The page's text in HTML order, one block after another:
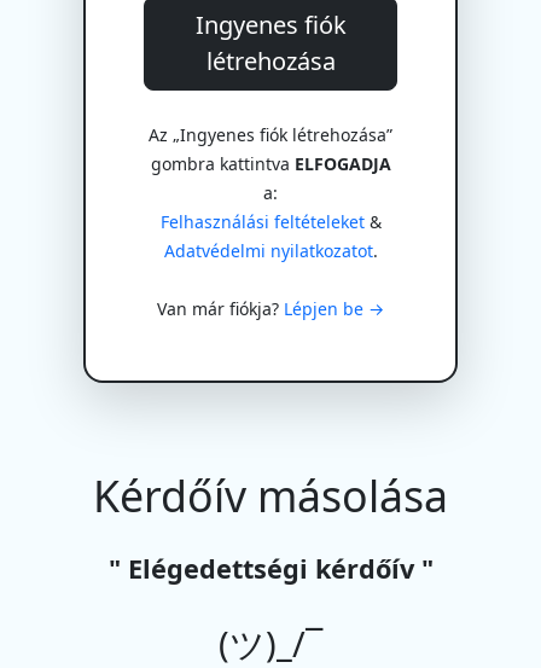
Ingyenes fiók
létrehozása
Az „Ingyenes fiók létrehozása”
gombra kattintva ELFOGADJA
a:
Felhasználási feltételeket&
Adatvédelmi nyilatkozatot.
Van már fiókja? Lépjen be →
Kérdőív másolása
" Elégedettségi kérdőív "
(ツ)_/¯